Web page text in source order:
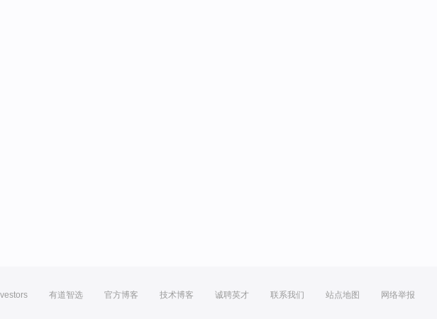
有道智选 官方博客 技术博客 诚聘英才 联系我们 站点地图 网络举报